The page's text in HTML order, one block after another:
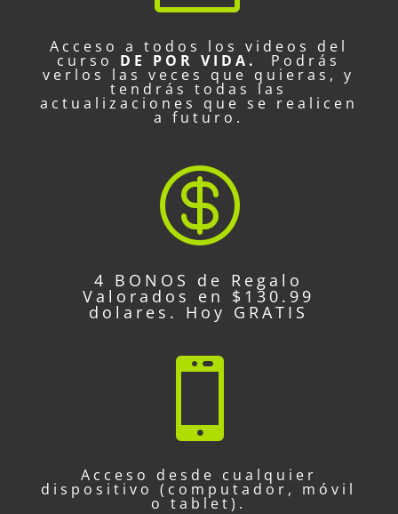
Acceso a todos los videos del
curso DE POR VIDA. Podrás
verlos las veces que quieras, y
tendrás todas las
actualizaciones que se realicen
a futuro.

4 BONOS de Regalo
Valorados en $130.99
dolares. Hoy GRATIS

Acceso desde cualquier
dispositivo (computador, móvil
o tablet).